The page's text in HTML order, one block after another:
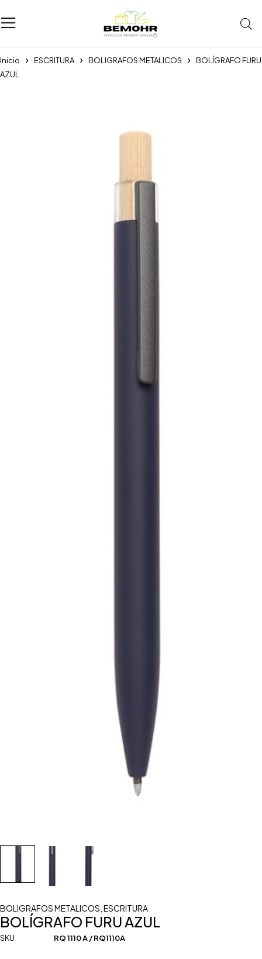
Inicio ESCRITURA BOLIGRAFOS METALICOS
BOLÍGRAFO FURU
AZUL
BOLIGRAFOS METALICOS ESCRITURA
BOLÍGRAFO FURU AZUL
SKU RQ 1110 A / RQ1110A